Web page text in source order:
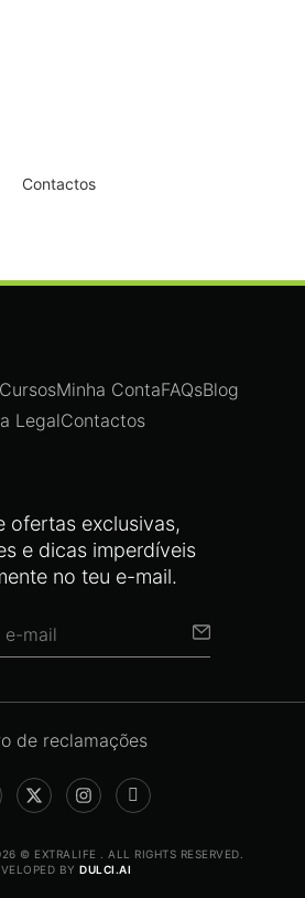
Contactos
ofertas exclusivas,
e dicas imperdíveis
no teu e-mail.
CursosMinha ContaFAQsBlog
LegalContactos
de reclamações
© EXTRALIFE . ALL RIGHTS RESERVED.
BYDULCI.AI